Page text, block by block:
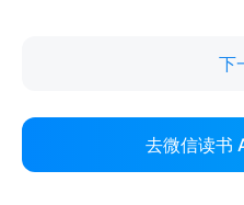
下
去微信读书